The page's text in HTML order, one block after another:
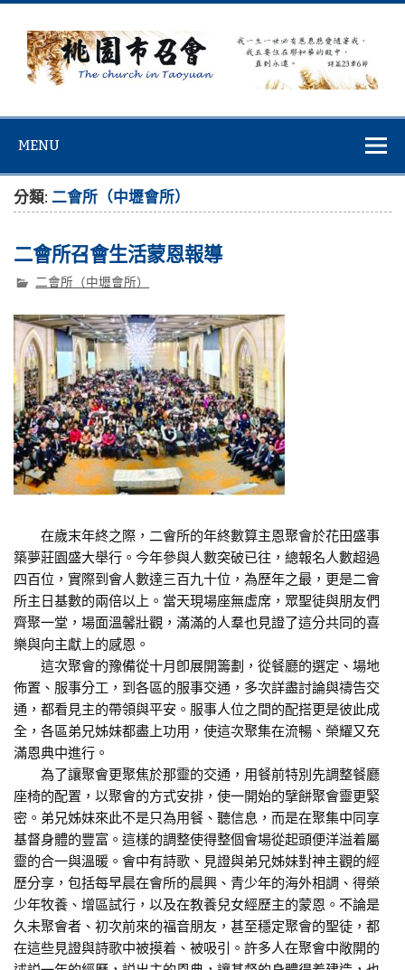
Skip
content
MENU
分類: 二會所（中壢會所）
二會所召會生活蒙恩報導
二會所（中壢會所）
在歲末年終之際，二會所的年終數算主恩聚會於花田盛事
築夢莊園盛大舉行。今年參與人數突破已往，總報名人數超過
四百位，實際到會人數達三百九十位，為歷年之最，更是二會
所主日基數的兩倍以上。當天現場座無虛席，眾聖徒與朋友們
齊聚一堂，場面溫馨壯觀，滿滿的人羣也見證了這分共同的喜
樂與向主獻上的感恩。
這次聚會的豫備從十月卽展開籌劃，從餐廳的選定、場地
佈置、服事分工，到各區的服事交通，多次詳盡討論與禱告交
通，都看見主的帶領與平安。服事人位之間的配搭更是彼此成
全，各區弟兄姊妹都盡上功用，使這次聚集在流暢、榮耀又充
滿恩典中進行。
為了讓聚會更聚焦於那靈的交通，用餐前特別先調整餐廳
座椅的配置，以聚會的方式安排，使一開始的擘餅聚會靈更緊
密。弟兄姊妹來此不是只為用餐、聽信息，而是在聚集中同享
基督身體的豐富。這樣的調整使得整個會場從起頭便洋溢着屬
靈的合一與溫暖。會中有詩歌、見證與弟兄姊妹對神主觀的經
歷分享，包括每早晨在會所的晨興、青少年的海外相調、得榮
少年牧養、增區試行，以及在教養兒女經歷主的蒙恩。不論是
久未聚會者、初次前來的福音朋友，甚至穩定聚會的聖徒，都
在這些見證與詩歌中被摸着、被吸引。許多人在聚會中敞開的